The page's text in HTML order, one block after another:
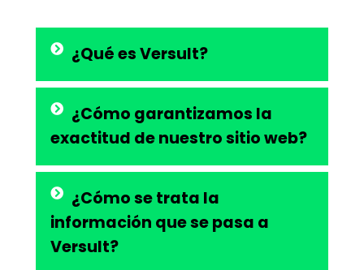
¿Qué es Versult?
¿Cómo garantizamos la
exactitud de nuestro sitio web?
¿Cómo se trata la
información que se pasa a
Versult?